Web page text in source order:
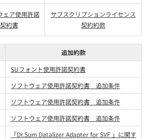
ェア使用許諾
契約書
サブスクリプションライセンス
契約約款
追加約款
SUフォント使用許諾契約書
ソフトウェア使用許諾契約書 追加条件
ソフトウェア使用許諾契約書 追加条件
ソフトウェア使用許諾契約書 追加条件
「Dr.Sum Datalizer Adapter for SVF 」に関す